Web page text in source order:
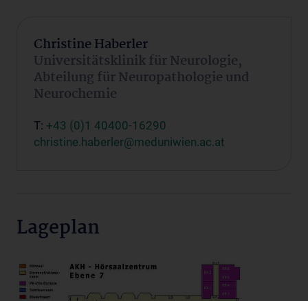
Christine Haberler
Universitätsklinik für Neurologie,
Abteilung für Neuropathologie und
Neurochemie
T: +43 (0)1 40400-16290
christine.haberler@meduniwien.ac.at
Lageplan